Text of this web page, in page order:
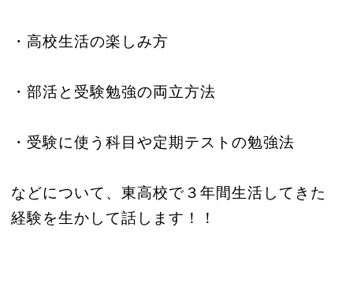
・高校生活の楽しみ方
・部活と受験勉強の両立方法
・受験に使う科目や定期テストの勉強法
などについて、東高校で３年間生活してきた
経験を生かして話します！！